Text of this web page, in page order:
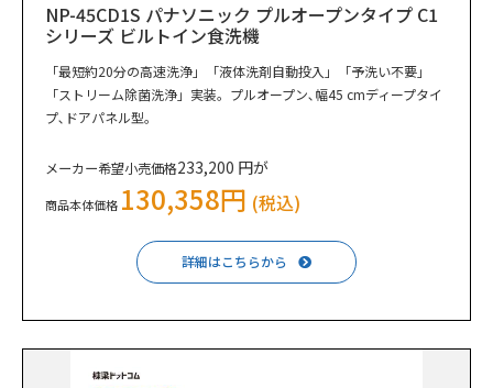
NP-45CD1S パナソニック プルオープンタイプ C1
シリーズ ビルトイン食洗機
「最短約20分の高速洗浄」「液体洗剤自動投入」「予洗い不要」
「ストリーム除菌洗浄」実装。プルオープン､幅45 cmディープタイ
プ､ドアパネル型｡
メーカー希望小売価格233,200 円が
商品本体価格 130,358円 (税込)
詳細はこちらから